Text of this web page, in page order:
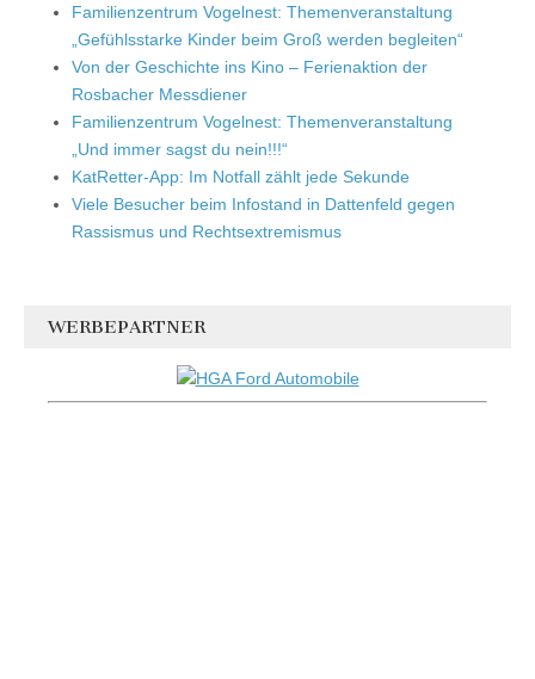
Familienzentrum Vogelnest: Themenveranstaltung
„Gefühlsstarke Kinder beim Groß werden begleiten“
Von der Geschichte ins Kino – Ferienaktion der
Rosbacher Messdiener
Familienzentrum Vogelnest: Themenveranstaltung
„Und immer sagst du nein!!!“
KatRetter-App: Im Notfall zählt jede Sekunde
Viele Besucher beim Infostand in Dattenfeld gegen
Rassismus und Rechtsextremismus
WERBEPARTNER